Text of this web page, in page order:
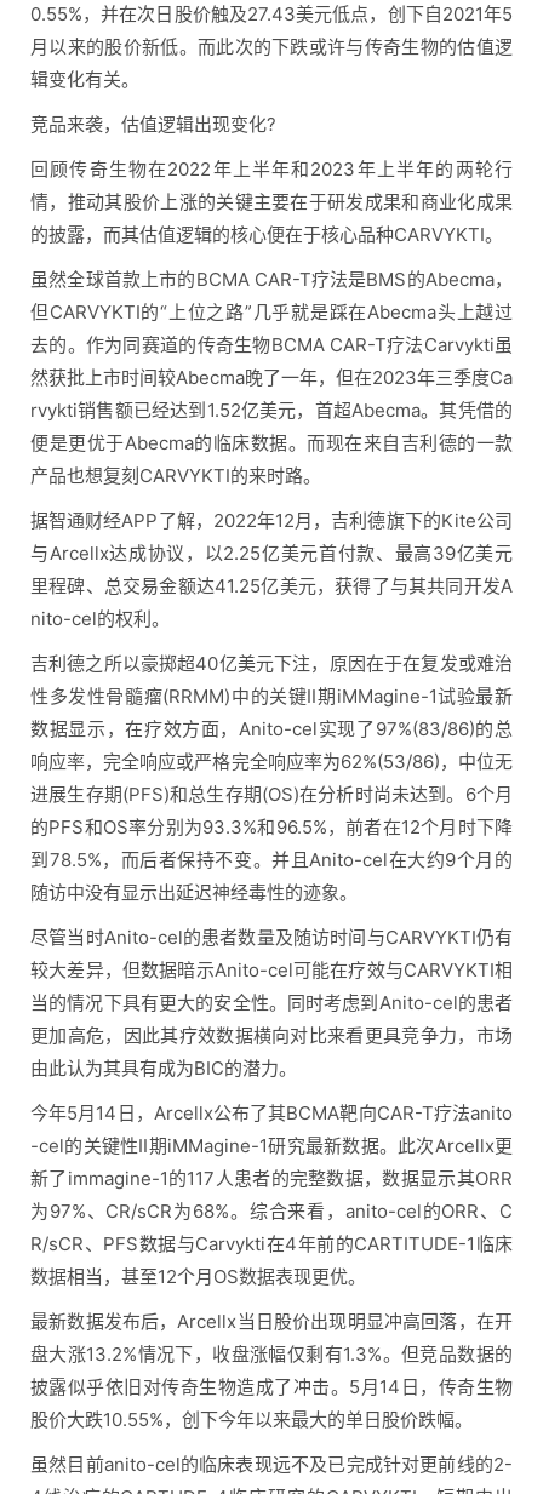
0.55%，并在次日股价触及27.43美元低点，创下自2021年5
月以来的股价新低。而此次的下跌或许与传奇生物的估值逻
辑变化有关。
竞品来袭，估值逻辑出现变化?
回顾传奇生物在2022年上半年和2023年上半年的两轮行
情，推动其股价上涨的关键主要在于研发成果和商业化成果
的披露，而其估值逻辑的核心便在于核心品种CARVYKTI。
虽然全球首款上市的BCMA CAR-T疗法是BMS的Abecma，
但CARVYKTI的“上位之路”几乎就是踩在Abecma头上越过
去的。作为同赛道的传奇生物BCMA CAR-T疗法Carvykti虽
然获批上市时间较Abecma晚了一年，但在2023年三季度Ca
rvykti销售额已经达到1.52亿美元，首超Abecma。其凭借的
便是更优于Abecma的临床数据。而现在来自吉利德的一款
产品也想复刻CARVYKTI的来时路。
据智通财经APP了解，2022年12月，吉利德旗下的Kite公司
与Arcellx达成协议，以2.25亿美元首付款、最高39亿美元
里程碑、总交易金额达41.25亿美元，获得了与其共同开发A
nito-cel的权利。
吉利德之所以豪掷超40亿美元下注，原因在于在复发或难治
性多发性骨髓瘤(RRMM)中的关键II期iMMagine-1试验最新
数据显示，在疗效方面，Anito-cel实现了97%(83/86)的总
响应率，完全响应或严格完全响应率为62%(53/86)，中位无
进展生存期(PFS)和总生存期(OS)在分析时尚未达到。6个月
的PFS和OS率分别为93.3%和96.5%，前者在12个月时下降
到78.5%，而后者保持不变。并且Anito-cel在大约9个月的
随访中没有显示出延迟神经毒性的迹象。
尽管当时Anito-cel的患者数量及随访时间与CARVYKTI仍有
较大差异，但数据暗示Anito-cel可能在疗效与CARVYKTI相
当的情况下具有更大的安全性。同时考虑到Anito-cel的患者
更加高危，因此其疗效数据横向对比来看更具竞争力，市场
由此认为其具有成为BIC的潜力。
今年5月14日，Arcellx公布了其BCMA靶向CAR-T疗法anito
-cel的关键性II期iMMagine-1研究最新数据。此次Arcellx更
新了immagine-1的117人患者的完整数据，数据显示其ORR
为97%、CR/sCR为68%。综合来看，anito-cel的ORR、C
R/sCR、PFS数据与Carvykti在4年前的CARTITUDE-1临床
数据相当，甚至12个月OS数据表现更优。
最新数据发布后，Arcellx当日股价出现明显冲高回落，在开
盘大涨13.2%情况下，收盘涨幅仅剩有1.3%。但竞品数据的
披露似乎依旧对传奇生物造成了冲击。5月14日，传奇生物
股价大跌10.55%，创下今年以来最大的单日股价跌幅。
虽然目前anito-cel的临床表现远不及已完成针对更前线的2-